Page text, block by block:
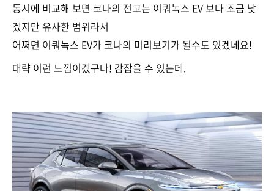
동시에 비교해 보면 코나의 전고는 이쿼녹스 EV 보다 조금 낮
겠지만 유사한 범위라서
어쩌면 이쿼녹스 EV가 코나의 미리보기가 될수도 있겠네요!
대략 이런 느낌이겠구나! 감잡을 수 있는데.